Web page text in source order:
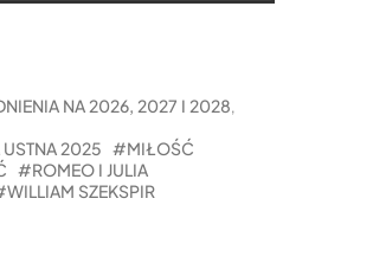
NA 2026, 2027 I 2028,
USTNA 2025
MIŁOŚĆ
ROMEO I JULIA
WILLIAM SZEKSPIR